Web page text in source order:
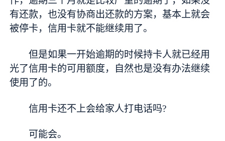
有还款，也没有协商出还款的方案，基本上就会
被停卡，信用卡就不能继续用了。
但是如果一开始逾期的时候持卡人就已经用
光了信用卡的可用额度，自然也是没有办法继续
使用了的。
信用卡还不上会给家人打电话吗?
可能会。